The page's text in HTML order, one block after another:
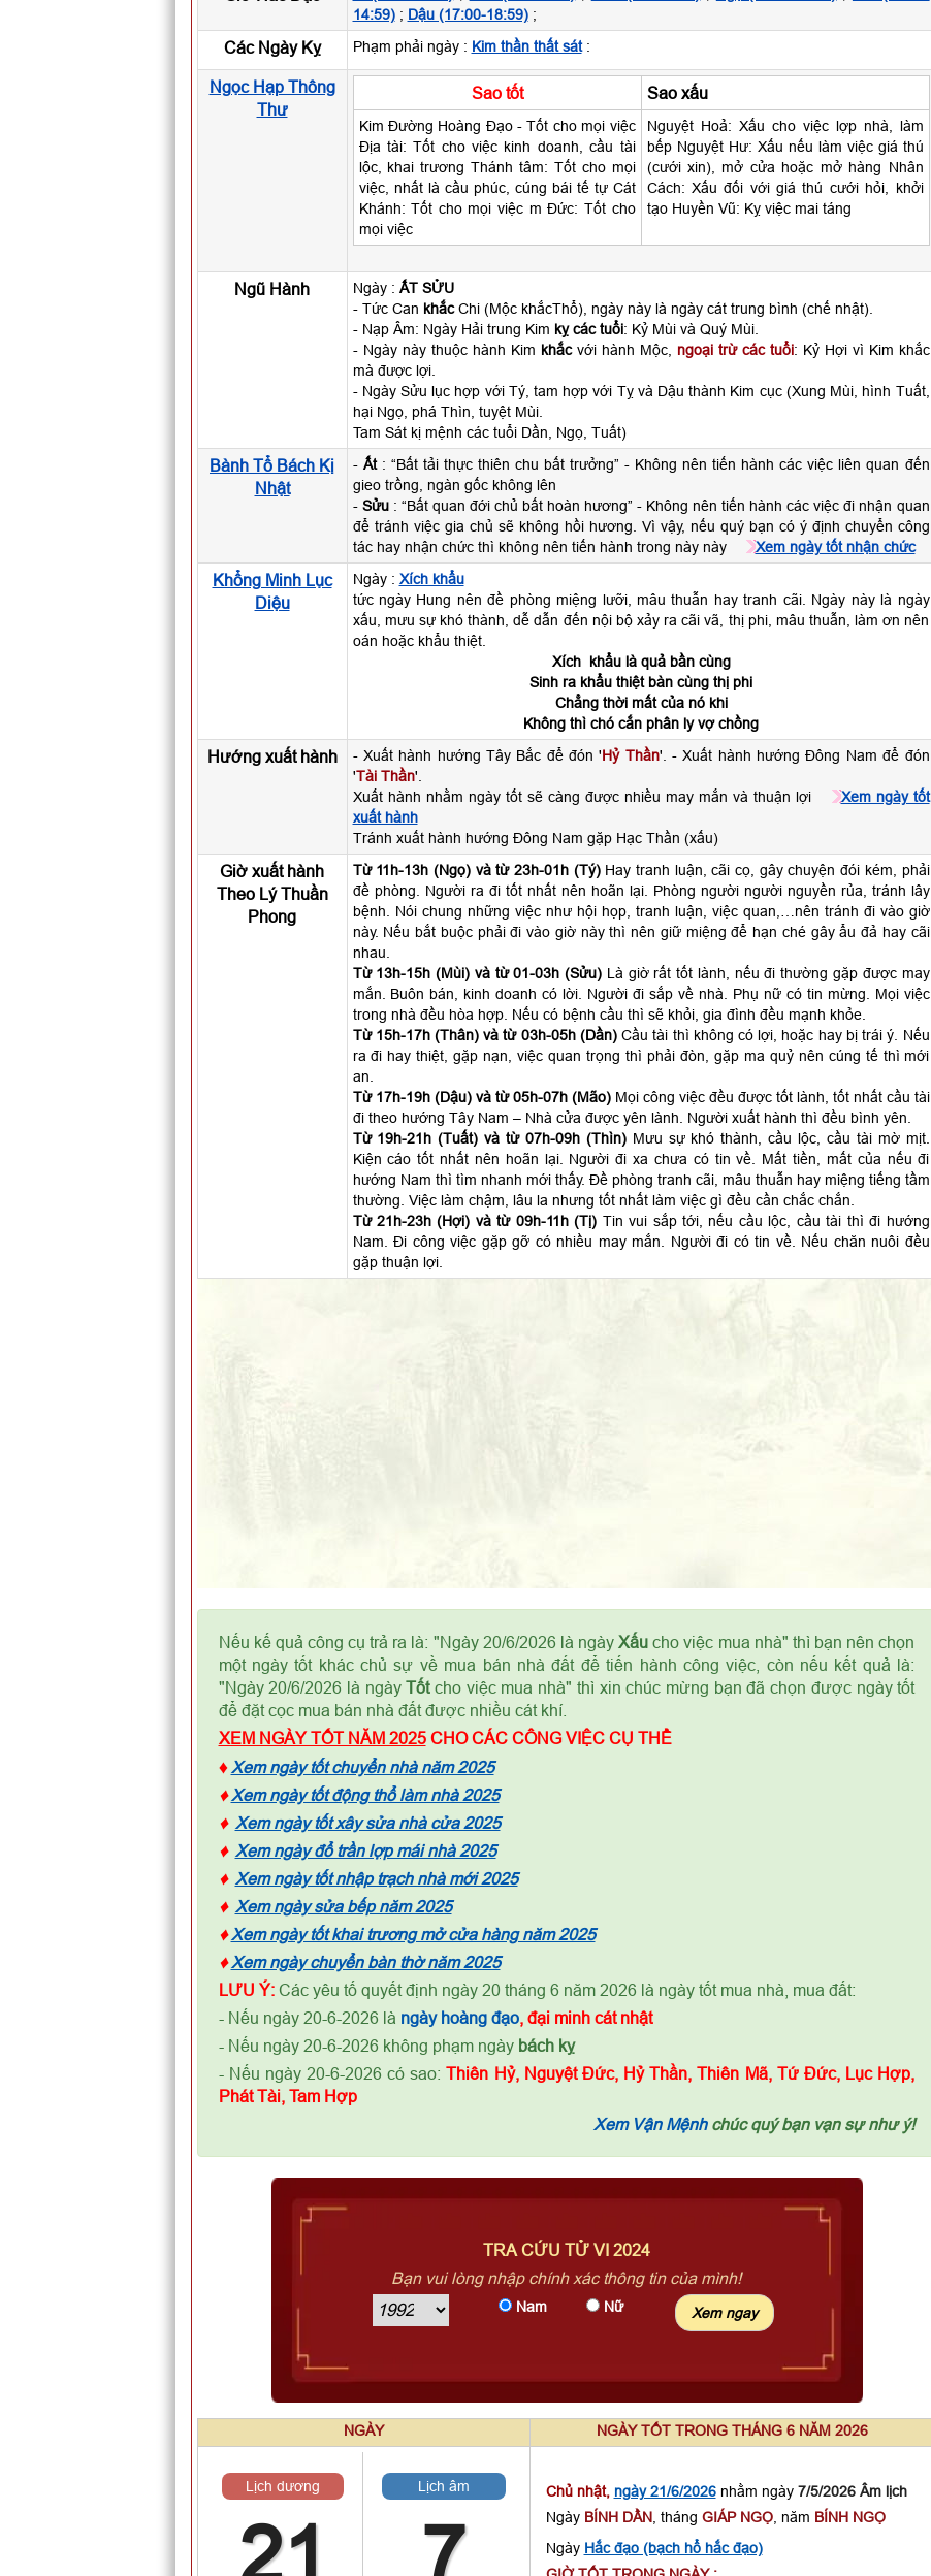
14:59); Dậu (17:00-18:59);
Các Ngày Kỵ Phạm phải ngày : Kim thần thất sát:
Ngọc Hạp Thông
Thư
Sao tốt Sao xấu
Kim Đường Hoàng Đạo - Tốt cho mọi việc
Địa tài: Tốt cho việc kinh doanh, cầu tài
lộc, khai trương Thánh tâm: Tốt cho mọi
việc, nhất là cầu phúc, cúng bái tế tự Cát
Khánh: Tốt cho mọi việc m Đức: Tốt cho
mọi việc
Nguyệt Hoả: Xấu cho việc lợp nhà, làm
bếp Nguyệt Hư: Xấu nếu làm việc giá thú
(cưới xin), mở cửa hoặc mở hàng Nhân
Cách: Xấu đối với giá thú cưới hỏi, khởi
tạo Huyền Vũ: Kỵ việc mai táng
Ngũ Hành Ngày : ẤT SỬU
- Tức Can khắcChi (Mộc khắcThổ), ngày này là ngày cát trung bình (chế nhật).
- Nạp Âm: Ngày Hải trung Kim kỵ các tuổi: Kỷ Mùi và Quý Mùi.
- Ngày này thuộc hành Kim khắcvới hành Mộc, ngoại trừ các tuổi: Kỷ Hợi vì Kim khắc
mà được lợi.
- Ngày Sửu lục hợp với Tý, tam hợp với Tỵ và Dậu thành Kim cục (Xung Mùi, hình Tuất,
hại Ngọ, phá Thìn, tuyệt Mùi.
Tam Sát kị mệnh các tuổi Dần, Ngọ, Tuất)
Bành Tổ Bách Kị
Nhật
- Ất: “Bất tải thực thiên chu bất trưởng” - Không nên tiến hành các việc liên quan đến
gieo trồng, ngàn gốc không lên
- Sửu: “Bất quan đới chủ bất hoàn hương” - Không nên tiến hành các việc đi nhận quan
để tránh việc gia chủ sẽ không hồi hương. Vì vậy, nếu quý bạn có ý định chuyển công
tác hay nhận chức thì không nên tiến hành trong này này
Xem ngày tốt nhận chức
Khổng Minh Lục
Diệu
Ngày : Xích khẩu
tức ngày Hung nên đề phòng miệng lưỡi, mâu thuẫn hay tranh cãi. Ngày này là ngày
xấu, mưu sự khó thành, dễ dẫn đến nội bộ xảy ra cãi vã, thị phi, mâu thuẫn, làm ơn nên
oán hoặc khẩu thiệt.
Xích khẩu là quả bần cùng
Sinh ra khẩu thiệt bàn cùng thị phi
Chẳng thời mất của nó khi
Không thì chó cắn phân ly vợ chồng
Hướng xuất hành - Xuất hành hướng Tây Bắc để đón 'Hỷ Thần'. - Xuất hành hướng Đông Nam để đón
'Tài Thần'.
Xuất hành nhằm ngày tốt sẽ càng được nhiều may mắn và thuận lợi
Xem ngày tốt
xuất hành
Tránh xuất hành hướng Đông Nam gặp Hạc Thần (xấu)
Giờ xuất hành
Theo Lý Thuần
Phong
Từ 11h-13h (Ngọ) và từ 23h-01h (Tý) Hay tranh luận, cãi cọ, gây chuyện đói kém, phải
đề phòng. Người ra đi tốt nhất nên hoãn lại. Phòng người người nguyền rủa, tránh lây
bệnh. Nói chung những việc như hội họp, tranh luận, việc quan,…nên tránh đi vào giờ
này. Nếu bắt buộc phải đi vào giờ này thì nên giữ miệng để hạn ché gây ẩu đả hay cãi
nhau.
Từ 13h-15h (Mùi) và từ 01-03h (Sửu) Là giờ rất tốt lành, nếu đi thường gặp được may
mắn. Buôn bán, kinh doanh có lời. Người đi sắp về nhà. Phụ nữ có tin mừng. Mọi việc
trong nhà đều hòa hợp. Nếu có bệnh cầu thì sẽ khỏi, gia đình đều mạnh khỏe.
Từ 15h-17h (Thân) và từ 03h-05h (Dần) Cầu tài thì không có lợi, hoặc hay bị trái ý. Nếu
ra đi hay thiệt, gặp nạn, việc quan trọng thì phải đòn, gặp ma quỷ nên cúng tế thì mới
an.
Từ 17h-19h (Dậu) và từ 05h-07h (Mão) Mọi công việc đều được tốt lành, tốt nhất cầu tài
đi theo hướng Tây Nam – Nhà cửa được yên lành. Người xuất hành thì đều bình yên.
Từ 19h-21h (Tuất) và từ 07h-09h (Thìn) Mưu sự khó thành, cầu lộc, cầu tài mờ mịt.
Kiện cáo tốt nhất nên hoãn lại. Người đi xa chưa có tin về. Mất tiền, mất của nếu đi
hướng Nam thì tìm nhanh mới thấy. Đề phòng tranh cãi, mâu thuẫn hay miệng tiếng tầm
thường. Việc làm chậm, lâu la nhưng tốt nhất làm việc gì đều cần chắc chắn.
Từ 21h-23h (Hợi) và từ 09h-11h (Tị) Tin vui sắp tới, nếu cầu lộc, cầu tài thì đi hướng
Nam. Đi công việc gặp gỡ có nhiều may mắn. Người đi có tin về. Nếu chăn nuôi đều
gặp thuận lợi.
Nếu kế quả công cụ trả ra là: "Ngày 20/6/2026 là ngàyXấu cho việc mua nhà" thì bạn nên chọn
một ngày tốt khác chủ sự về mua bán nhà đất để tiến hành công việc, còn nếu kết quả là:
"Ngày 20/6/2026 là ngàyTốtcho việc mua nhà" thì xin chúc mừng bạn đã chọn được ngày tốt
để đặt cọc mua bán nhà đất được nhiều cát khí.
XEM NGÀY TỐT NĂM 2025CHO CÁC CÔNG VIỆC CỤ THỂ
♦ Xem ngày tốt chuyển nhà năm 2025
♦ Xem ngày tốt động thổ làm nhà 2025
♦ Xem ngày tốt xây sửa nhà cửa 2025
♦ Xem ngày đổ trần lợp mái nhà 2025
♦ Xem ngày tốt nhập trạch nhà mới 2025
♦ Xem ngày sửa bếp năm 2025
♦ Xem ngày tốt khai trương mở cửa hàng năm 2025
♦ Xem ngày chuyển bàn thờ năm 2025
LƯU Ý:Các yêu tố quyết định ngày 20 tháng 6 năm 2026 là ngày tốt mua nhà, mua đất:
- Nếu ngày 20-6-2026 là ngày hoàng đạo, đại minh cát nhật
- Nếu ngày 20-6-2026 không phạm ngày bách kỵ
- Nếu ngày 20-6-2026 có sao:Thiên Hỷ, Nguyệt Đức, Hỷ Thần, Thiên Mã, Tứ Đức, Lục Hợp,
Phát Tài, Tam Hợp
Xem Vận Mệnhchúc quý bạn vạn sự như ý!
TRA CỨU TỬ VI 2024
Bạn vui lòng nhập chính xác thông tin của mình!
Nam Nữ
NGÀY NGÀY TỐT TRONG THÁNG 6 NĂM 2026
Lịch dương
21
Lịch âm
7
Chủ nhật, ngày 21/6/2026nhằm ngày 7/5/2026 Âm lịch
Ngày BÍNH DẦN, tháng GIÁP NGỌ, năm BÍNH NGỌ
Ngày Hắc đạo (bạch hổ hắc đạo)